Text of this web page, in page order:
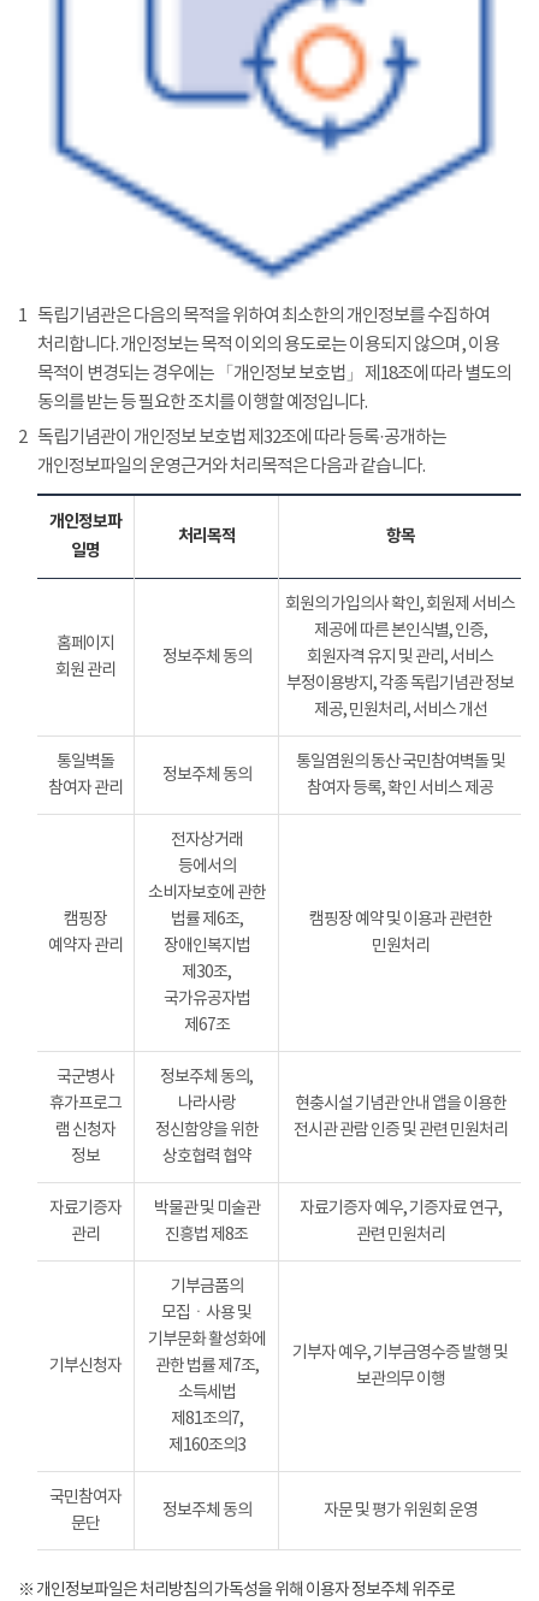
1 독립기념관은 다음의 목적을 위하여 최소한의 개인정보를 수집하여
처리합니다. 개인정보는 목적 이외의 용도로는 이용되지 않으며, 이용
목적이 변경되는 경우에는 「개인정보 보호법」 제18조에 따라 별도의
동의를 받는 등 필요한 조치를 이행할 예정입니다.
2 독립기념관이 개인정보 보호법 제32조에 따라 등록·공개하는
개인정보파일의 운영근거와 처리목적은 다음과 같습니다.
개인정보파
일명
처리목적 항목
홈페이지
회원 관리
정보주체 동의
회원의 가입의사 확인, 회원제 서비스
제공에 따른 본인식별, 인증,
회원자격 유지 및 관리, 서비스
부정이용방지, 각종 독립기념관 정보
제공, 민원처리, 서비스 개선
통일벽돌
참여자 관리
정보주체 동의
통일염원의 동산 국민참여벽돌 및
참여자 등록, 확인 서비스 제공
캠핑장
예약자 관리
전자상거래
등에서의
소비자보호에 관한
법률 제6조,
장애인복지법
제30조,
국가유공자법
제67조
캠핑장 예약 및 이용과 관련한
민원처리
국군병사
휴가프로그
램 신청자
정보
정보주체 동의,
나라사랑
정신함양을 위한
상호협력 협약
현충시설 기념관 안내 앱을 이용한
전시관 관람 인증 및 관련 민원처리
자료기증자
관리
박물관 및 미술관
진흥법 제8조
자료기증자 예우, 기증자료 연구,
관련 민원처리
기부신청자
기부금품의
모집ㆍ사용 및
기부문화 활성화에
관한 법률 제7조,
소득세법
제81조의7,
제160조의3
기부자 예우, 기부금영수증 발행 및
보관의무 이행
국민참여자
문단
정보주체 동의 자문 및 평가 위원회 운영
※ 개인정보파일은 처리방침의 가독성을 위해 이용자 정보주체 위주로